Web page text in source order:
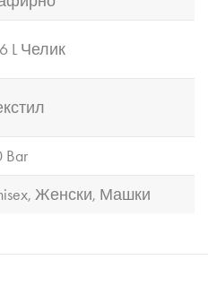
L Челик
Bar
, Женски, Машки